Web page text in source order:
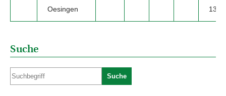
Oesingen
13
Suche
Suche